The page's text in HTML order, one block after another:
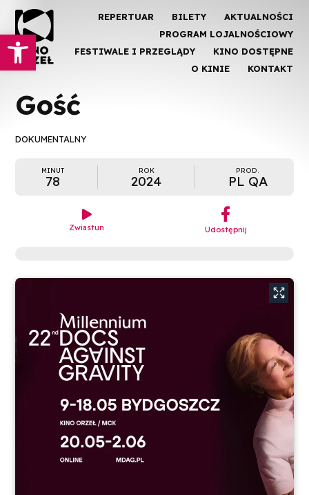
Otwórz pasek narzędzi
REPERTUAR BILETY
AKTUALNOŚCI
PROGRAM LOJALNOŚCIOWY
FESTIWALE I PRZEGLĄDY
KINO DOSTĘPNE
O KINIE
KONTAKT
Gość
DOKUMENTALNY
MINUT
78
ROK
2024
PROD.
PL QA

Zwiastun
︁
Udostępnij